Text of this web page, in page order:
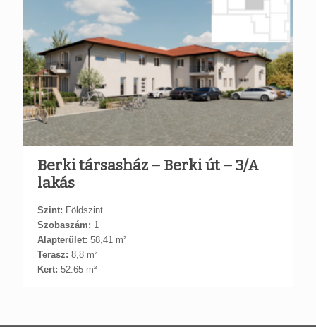
Berki társasház – Berki út – 3/A
lakás
Szint: Földszint
Szobaszám: 1
Alapterület: 58,41 m²
Terasz: 8,8 m²
Kert: 52.65 m²